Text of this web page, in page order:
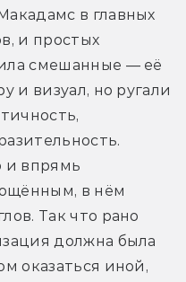
в главных
и простых
смешанные — её
и визуал, но ругали
и впрямь
в нём
Так что рано
должна была
оказаться иной,